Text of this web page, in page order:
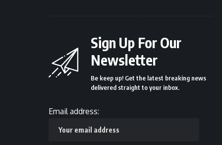
Sign Up For Our
Newsletter
Be keep up! Get the latest breaking news
delivered straight to your inbox.
Email address: